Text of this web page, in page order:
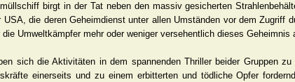
birgt in der Tat neben den massiv gesicherten
USA, die deren Geheimdienst unter allen Umständen vor dem Zugriff
Umweltkämpfer mehr oder weniger versehentlich dieses Geheimnis
sich die Aktivitäten in dem spannenden Thriller beider Gruppen
einerseits und zu einem erbitterten und tödliche Opfer